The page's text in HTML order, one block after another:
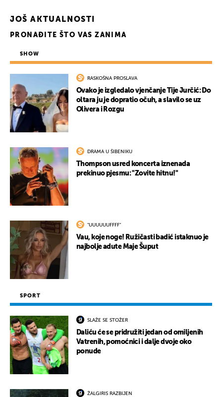
JOŠ AKTUALNOSTI
PRONAĐITE ŠTO VAS ZANIMA
SHOW
RASKOŠNA PROSLAVA
Ovako je izgledalo vjenčanje Tije Jurčić: Do
oltara ju je dopratio očuh, a slavilo se uz
Olivera i Rozgu
DRAMA U ŠIBENIKU
Thompson usred koncerta iznenada
prekinuo pjesmu: "Zovite hitnu!"
"UUUUUUFFFF"
Vau, koje noge! Ružičasti badić istaknuo je
najbolje adute Maje Šuput
SPORT
SLAŽE SE STOŽER
Daliću će se pridružiti jedan od omiljenih
Vatrenih, pomoćnici i dalje dvoje oko
ponude
ŽALGIRIS RAZBIJEN